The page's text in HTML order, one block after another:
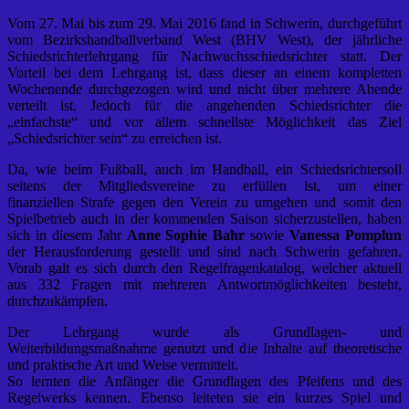
Vom 27. Mai bis zum 29. Mai 2016 fand in Schwerin, durchgeführt
vom Bezirkshandballverband West (BHV West), der jährliche
Schiedsrichterlehrgang für Nachwuchsschiedsrichter statt. Der
Vorteil bei dem Lehrgang ist, dass dieser an einem kompletten
Wochenende durchgezogen wird und nicht über mehrere Abende
verteilt ist. Jedoch für die angehenden Schiedsrichter die
„einfachste“ und vor allem schnellste Möglichkeit das Ziel
„Schiedsrichter sein“ zu erreichen ist.
Da, wie beim Fußball, auch im Handball, ein Schiedsrichtersoll
seitens der Mitgliedsvereine zu erfüllen ist, um einer
finanziellen Strafe gegen den Verein zu umgehen und somit den
Spielbetrieb auch in der kommenden Saison sicherzustellen, haben
sich in diesem Jahr Anne Sophie Bahr sowieVanessa Pomplun
der Herausforderung gestellt und sind nach Schwerin gefahren.
Vorab galt es sich durch den Regelfragenkatalog, welcher aktuell
aus 332 Fragen mit mehreren Antwortmöglichkeiten besteht,
durchzukämpfen.
Der Lehrgang wurde als Grundlagen- und
Weiterbildungsmaßnahme genutzt und die Inhalte auf theoretische
und praktische Art und Weise vermittelt.
So lernten die Anfänger die Grundlagen des Pfeifens und des
Regelwerks kennen. Ebenso leiteten sie ein kurzes Spiel und